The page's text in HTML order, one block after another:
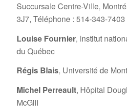
Succursale Centre-Ville,
3J7, Téléphone : 514-343-7403
Louise Fournier, Institut
du Québec
Régis Blais, Université de
Michel Perreault, Hôpital
McGill